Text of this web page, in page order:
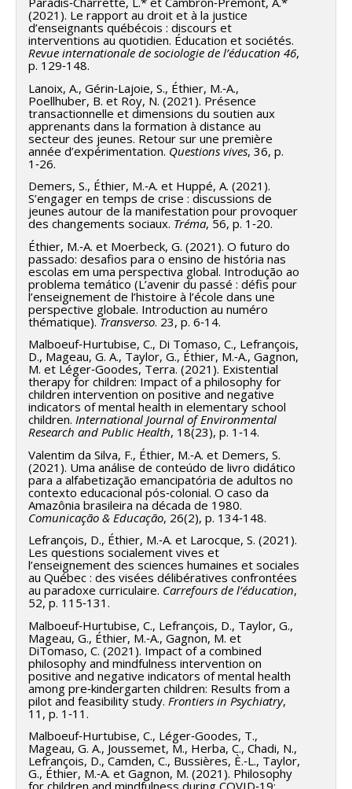
(2021). Le rapport au droit et à la justice
d’enseignants québécois : discours et
interventions au quotidien. Éducation et sociétés.
Revue internationale de sociologie de l’éducation 46,
p. 129‑148.
Lanoix, A., Gérin‑Lajoie, S., Éthier, M.‑A.,
Poellhuber, B. et Roy, N. (2021). Présence
transactionnelle et dimensions du soutien aux
apprenants dans la formation à distance au
secteur des jeunes. Retour sur une première
année d’expérimentation. Questions vives, 36, p.
1‑26.
Demers, S., Éthier, M.‑A. et Huppé, A. (2021).
S’engager en temps de crise : discussions de
jeunes autour de la manifestation pour provoquer
des changements sociaux. Tréma, 56, p. 1‑20.
Éthier, M.‑A. et Moerbeck, G. (2021). O futuro do
passado: desafios para o ensino de história nas
escolas em uma perspectiva global. Introdução ao
problema temático (L’avenir du passé : défis pour
l’enseignement de l’histoire à l’école dans une
perspective globale. Introduction au numéro
thématique).Transverso. 23, p. 6‑14.
Malboeuf‑Hurtubise, C., Di Tomaso, C., Lefrançois,
D., Mageau, G. A., Taylor, G., Éthier, M.‑A., Gagnon,
M. et Léger‑Goodes, Terra. (2021). Existential
therapy for children: Impact of a philosophy for
children intervention on positive and negative
indicators of mental health in elementary school
children. International Journal of Environmental
Research and Public Health, 18(23), p. 1‑14.
Valentim da Silva, F., Éthier, M.‑A. et Demers, S.
(2021). Uma análise de conteúdo de livro didático
para a alfabetização emancipatória de adultos no
contexto educacional pós‑colonial. O caso da
Amazônia brasileira na década de 1980.
Comunicação & Educação, 26(2), p. 134‑148.
Lefrançois, D., Éthier, M.‑A. et Larocque, S. (2021).
Les questions socialement vives et
l’enseignement des sciences humaines et sociales
au Québec : des visées délibératives confrontées
au paradoxe curriculaire. Carrefours de l’éducation,
52, p. 115‑131.
Malboeuf‑Hurtubise, C., Lefrançois, D., Taylor, G.,
Mageau, G., Éthier, M.‑A., Gagnon, M. et
DiTomaso, C. (2021). Impact of a combined
philosophy and mindfulness intervention on
positive and negative indicators of mental health
among pre‑kindergarten children: Results from a
pilot and feasibility study. Frontiers in Psychiatry,
11, p. 1‑11.
Malboeuf‑Hurtubise, C., Léger‑Goodes, T.,
Mageau, G. A., Joussemet, M., Herba, C., Chadi, N.,
Lefrançois, D., Camden, C., Bussières, È.‑L., Taylor,
G., Éthier, M.‑A. et Gagnon, M. (2021). Philosophy
for children and mindfulness during COVID‑19: